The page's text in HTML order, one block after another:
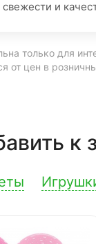
свежести и
только для
от цен в
к